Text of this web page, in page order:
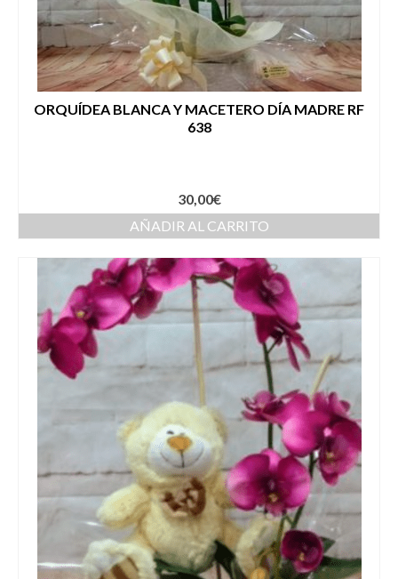
ORQUÍDEA BLANCA Y MACETERO DÍA MADRE RF
638
30,00€
AÑADIR AL CARRITO